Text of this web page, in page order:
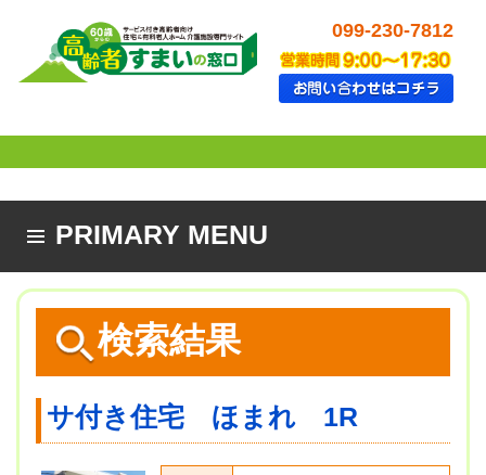
099-230-7812
PRIMARY MENU
SKIP TO CONTENT
検索結果
サ付き住宅 ほまれ 1R